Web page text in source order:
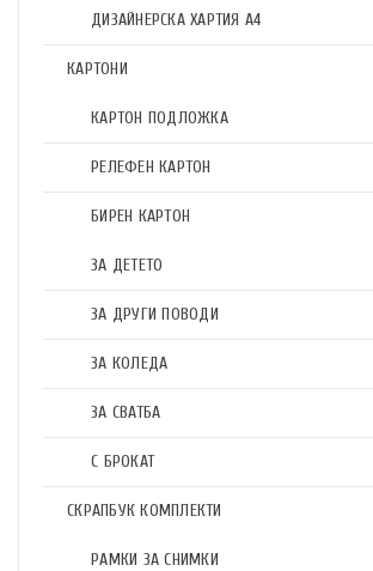
ДИЗАЙНЕРСКА ХАРТИЯ А4
КАРТОНИ
КАРТОН ПОДЛОЖКА
РЕЛЕФЕН КАРТОН
БИРЕН КАРТОН
ЗА ДЕТЕТО
ЗА ДРУГИ ПОВОДИ
ЗА КОЛЕДА
ЗА СВАТБА
С БРОКАТ
СКРАПБУК КОМПЛЕКТИ
РАМКИ ЗА СНИМКИ